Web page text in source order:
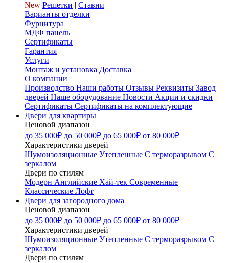
New Решетки | Ставни
Варианты отделки
Фурнитура
МДФ панель
Сертификаты
Гарантия
Услуги
Монтаж и установка Доставка
О компании
Производство Наши работы Отзывы Реквизиты Завод
дверей Наше оборудование Новости Акции и скидки
Сертификаты Сертификаты на комплектующие
Двери для квартиры
Ценовой диапазон
до 35 000₽ до 50 000₽ до 65 000₽ от 80 000₽
Характеристики дверей
Шумоизоляционные Утепленные С терморазрывом С
зеркалом
Двери по стилям
Модерн Английские Хай-тек Современные
Классические Лофт
Двери для загородного дома
Ценовой диапазон
до 35 000₽ до 50 000₽ до 65 000₽ от 80 000₽
Характеристики дверей
Шумоизоляционные Утепленные С терморазрывом С
зеркалом
Двери по стилям